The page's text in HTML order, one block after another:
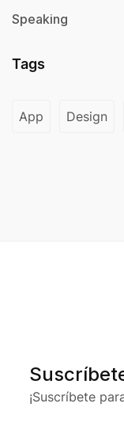
Speaking
Tags
App Design
¡Suscríbete